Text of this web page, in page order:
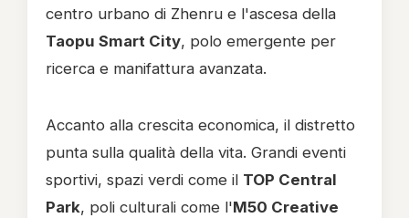
centro urbano di Zhenru e l'ascesa della
Taopu Smart City, polo emergente per
ricerca e manifattura avanzata.
Accanto alla crescita economica, il distretto
punta sulla qualità della vita. Grandi eventi
sportivi, spazi verdi come il TOP Central
Park, poli culturali come l'M50 Creative